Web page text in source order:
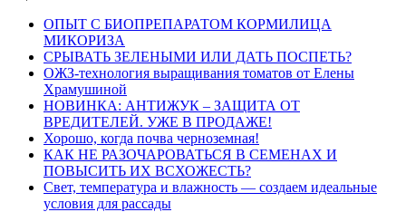
ОПЫТ С БИОПРЕПАРАТОМ КОРМИЛИЦА
МИКОРИЗА
СРЫВАТЬ ЗЕЛЕНЫМИ ИЛИ ДАТЬ ПОСПЕТЬ?
ОЖЗ-технология выращивания томатов от Елены
Храмушиной
НОВИНКА: АНТИЖУК – ЗАЩИТА ОТ
ВРЕДИТЕЛЕЙ. УЖЕ В ПРОДАЖЕ!
Хорошо, когда почва черноземная!
КАК НЕ РАЗОЧАРОВАТЬСЯ В СЕМЕНАХ И
ПОВЫСИТЬ ИХ ВСХОЖЕСТЬ?
Свет, температура и влажность — создаем идеальные
условия для рассады